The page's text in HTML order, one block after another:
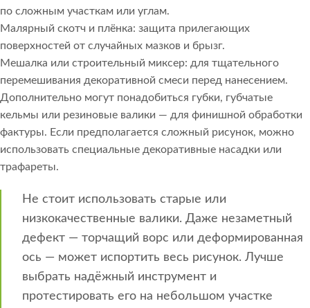
по сложным участкам или углам.
Малярный скотч и плёнка: защита прилегающих
поверхностей от случайных мазков и брызг.
Мешалка или строительный миксер: для тщательного
перемешивания декоративной смеси перед нанесением.
Дополнительно могут понадобиться губки, губчатые
кельмы или резиновые валики — для финишной обработки
фактуры. Если предполагается сложный рисунок, можно
использовать специальные декоративные насадки или
трафареты.
Не стоит использовать старые или
низкокачественные валики. Даже незаметный
дефект — торчащий ворс или деформированная
ось — может испортить весь рисунок. Лучше
выбрать надёжный инструмент и
протестировать его на небольшом участке